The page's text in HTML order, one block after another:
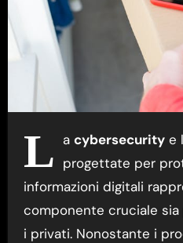
L a cybersecuritye
progettate per
informazioni digitali
componente cruciale
i privati. Nonostante i